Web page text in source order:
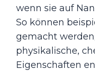
wenn sie auf
So können
gemacht
physikalische,
Eigenschaften